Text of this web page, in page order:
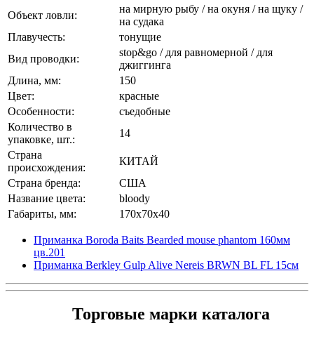
Объект ловли:
на мирную рыбу / на окуня / на щуку /
на судака
Плавучесть:
тонущие
Вид проводки:
stop&go / для равномерной / для
джиггинга
Длина, мм:
150
Цвет:
красные
Особенности:
съедобные
Количество в
упаковке, шт.:
14
Страна
происхождения:
КИТАЙ
Страна бренда:
США
Название цвета:
bloody
Габариты, мм:
170x70x40
Приманка Boroda Baits Bearded mouse phantom 160мм
цв.201
Приманка Berkley Gulp Alive Nereis BRWN BL FL 15см
Торговые марки каталога